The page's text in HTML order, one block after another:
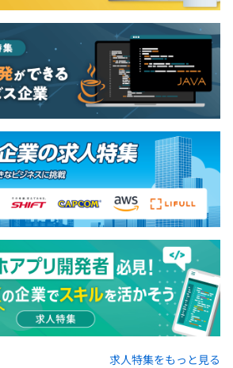
求人特集をもっと見る